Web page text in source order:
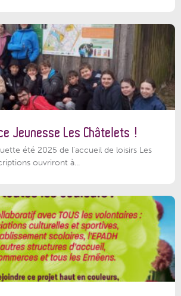
Jeunesse Les Châtelets !
été 2025 de l’accueil de loisirs Les
ouvriront à...